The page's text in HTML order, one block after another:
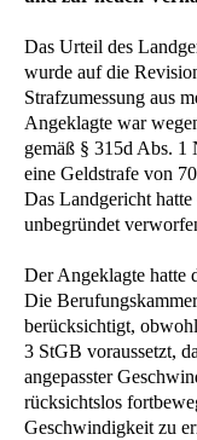
Das Urteil des
wurde auf die
Strafzumessung aus
Angeklagte war
gemäß § 315d Abs.
eine Geldstrafe von
Das Landgericht
unbegründet
Der Angeklagte hatte
Die
berücksichtigt,
3 StGB voraussetzt,
angepasster
rücksichtslos
Geschwindigkeit zu